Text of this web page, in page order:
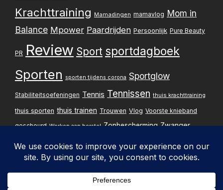
Krachttraining Mamadingen mamavlog Mom in
Balance Mpower Paardrijden Persoonlijk Pure Beauty
PR Review Sport sportdagboek
Sporten sporten tijdens corona Sportglow
Stabiliteitsoefeningen Tennis Tennissen thuis krachttraining
thuis sporten thuis trainen Trouwen Vlog Voorste knieband
gescheurd Werken aan herstel Zonbescherming Zwanger